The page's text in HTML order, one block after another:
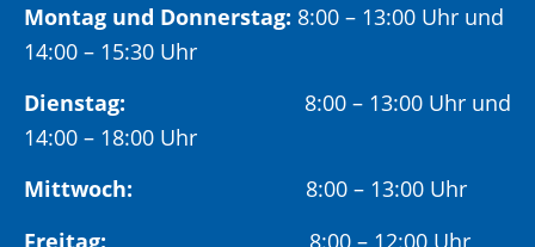
Montag und Donnerstag: 8:00 – 13:00 Uhr und
14:00 – 15:30 Uhr
Dienstag: 8:00 – 13:00 Uhr und
14:00 – 18:00 Uhr
Mittwoch: 8:00 – 13:00 Uhr
Freitag:
8:00 – 12:00 Uhr